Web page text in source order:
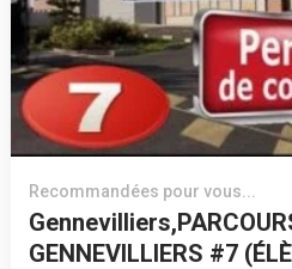
Recommandées pour vous...
GENNEVILLIERS #7